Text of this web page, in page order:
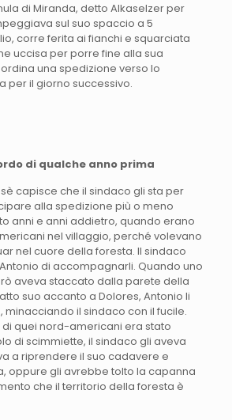
di Miranda, detto Alkaselzer per
sul suo spaccio a 5
corre ferita ai fianchi e squarciata
uccisa per porre fine alla sua
una spedizione verso lo
per il giorno successivo.
di qualche anno prima
capisce che il sindaco gli sta per
alla spedizione più o meno
anni e anni addietro, quando erano
nel villaggio, perché volevano
nel cuore della foresta. Il sindaco
di accompagnarli. Quando uno
aveva staccato dalla parete della
suo accanto a Dolores, Antonio li
minacciando il sindaco con il fucile.
quei nord-americani era stato
di scimmiette, il sindaco gli aveva
a riprendere il suo cadavere e
oppure gli avrebbe tolto la capanna
che il territorio della foresta è